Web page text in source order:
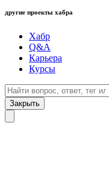
другие проекты хабра
Хабр
Q&A
Карьера
Курсы
Закрыть